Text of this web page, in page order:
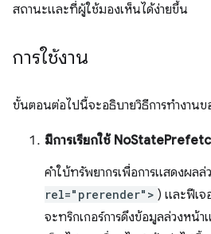
สถานะและที่ผู้ใช้มองเห็นได้ง่ายขึ้น
การใช้งาน
ขั้นตอนต่อไปนี้จะอธิบายวิธีการทำงาน
มีการเรียกใช้
คำใบ้ทรัพยากรเพื่อการแสดงผลล่
rel="prerender"> ) และฟีเจ
จะทริกเกอร์การดึงข้อมูลล่วงหน้